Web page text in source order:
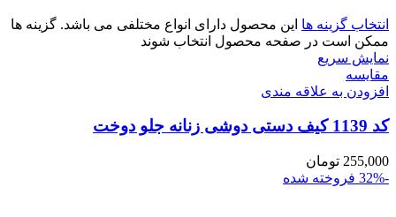
انتخاب گزینه ها این محصول دارای انواع مختلفی می باشد. گزینه ها
ممکن است در صفحه محصول انتخاب شوند
نمایش سریع
مقايسه
افزودن به علاقه مندی
کد 1139 کیف دستی دوشی زنانه جلو دوخت
255,000 تومان
-32%
فروخته شده